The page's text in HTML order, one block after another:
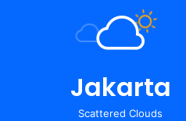
Jakarta
Scattered Clouds